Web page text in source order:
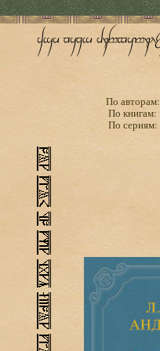
По авторам:
По книгам:
По сериям: